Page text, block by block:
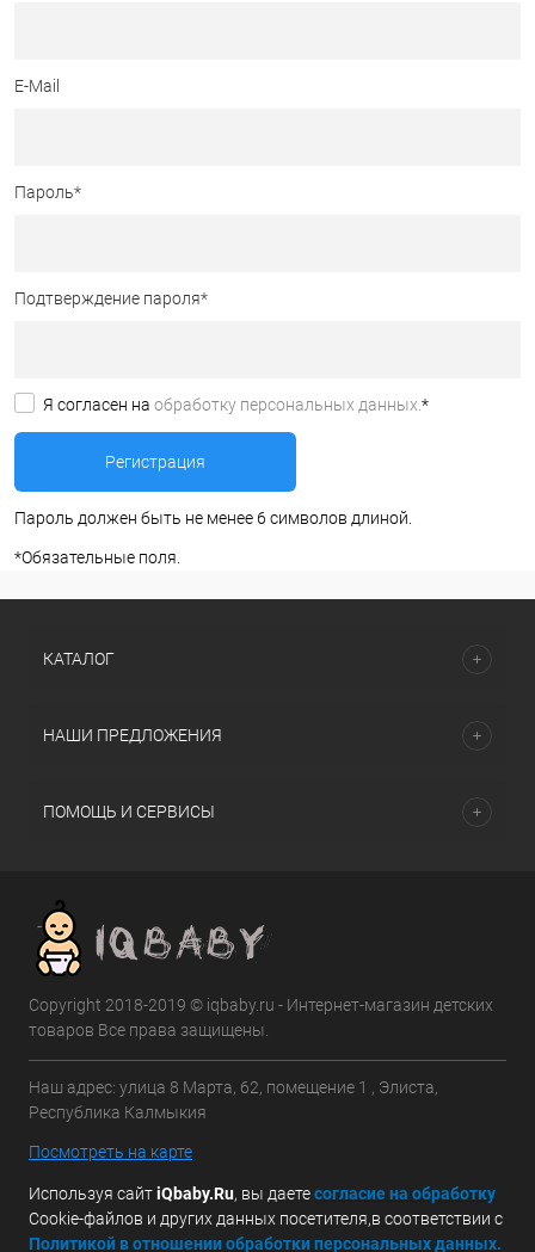
E-Mail
Пароль*
Подтверждение пароля*
Я согласен на обработку персональных данных. *
Пароль должен быть не менее 6 символов длиной.
*Обязательные поля.
КАТАЛОГ
НАШИ ПРЕДЛОЖЕНИЯ
ПОМОЩЬ И СЕРВИСЫ
Copyright 2018-2019 © iqbaby.ru - Интернет-магазин детских
товаров Все права защищены.
Наш адрес: улица 8 Марта, 62, помещение 1 , Элиста,
Республика Калмыкия
Посмотреть на карте
Используя сайтiQbaby.Ru, вы даетесогласие на обработку
Cookie-файлов и других данных посетителя,в соответствии с
Политикой в отношении обработки персональных данных.